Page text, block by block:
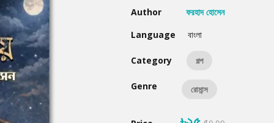
Humayun Ahmed
Mouri Morium
Author
ফরহাদ হোসেন
Language
বাংলা
Category গল্প
Genre রোমান্স